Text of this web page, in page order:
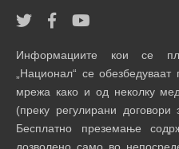
Информациите кои се
„Национал“ се обезбедуваат
мрежа како и од неколку
(преку регулирани договори
Бесплатно преземање